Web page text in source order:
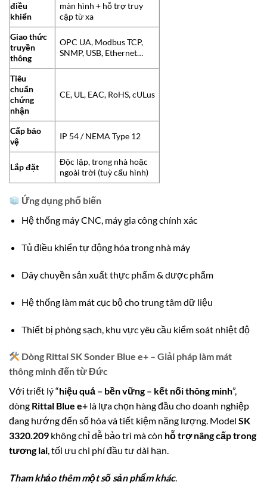
điều
khiển
màn hình + hỗ trợ truy
cập từ xa
Giao thức
truyền
thông
OPC UA, Modbus TCP,
SNMP, USB, Ethernet…
Tiêu
chuẩn
chứng
nhận
CE, UL, EAC, RoHS, cULus
Cấp bảo
vệ
IP 54 / NEMA Type 12
Lắp đặt
Độc lập, trong nhà hoặc
ngoài trời (tuỳ cấu hình)
Ứng dụng phổ biến
Hệ thống máy CNC, máy gia công chính xác
Tủ điều khiển tự động hóa trong nhà máy
Dây chuyền sản xuất thực phẩm & dược phẩm
Hệ thống làm mát cục bộ cho trung tâm dữ liệu
Thiết bị phòng sạch, khu vực yêu cầu kiểm soát nhiệt độ
Dòng Rittal SK Sonder Blue e+ – Giải pháp làm mát
thông minh đến từ Đức
Với triết lý “hiệu quả – bền vững – kết nối thông minh”,
dòng Rittal Blue e+ là lựa chọn hàng đầu cho doanh nghiệp
đang hướng đến số hóa và tiết kiệm năng lượng. Model SK
3320.209 không chỉ dễ bảo trì mà còn hỗ trợ nâng cấp trong
tương lai, tối ưu chi phí đầu tư dài hạn.
Tham khảo thêm một số sản phẩm khác.